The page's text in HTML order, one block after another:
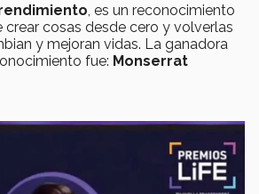
, es un reconocimiento
crear cosas desde cero y volverlas
y mejoran vidas. La ganadora
fue: Monserrat